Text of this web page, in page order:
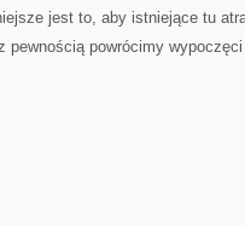
jest to, aby istniejące tu
pewnością powrócimy